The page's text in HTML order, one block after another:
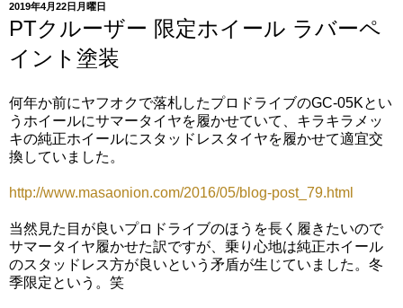
2019年4月22日月曜日
PTクルーザー 限定ホイール ラバーペ
イント塗装
何年か前にヤフオクで落札したプロドライブのGC-05Kとい
うホイールにサマータイヤを履かせていて、キラキラメッ
キの純正ホイールにスタッドレスタイヤを履かせて適宜交
換していました。
http://www.masaonion.com/2016/05/blog-post_79.html
当然見た目が良いプロドライブのほうを長く履きたいので
サマータイヤ履かせた訳ですが、乗り心地は純正ホイール
のスタッドレス方が良いという矛盾が生じていました。冬
季限定という。笑